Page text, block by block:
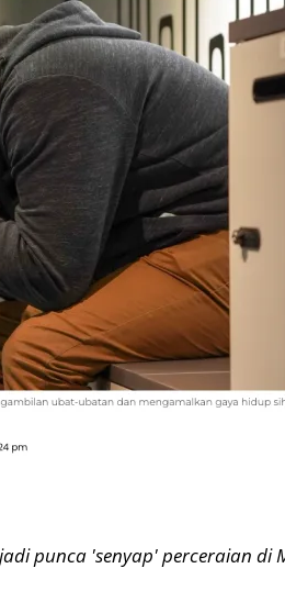
punca 'senyap' perceraian